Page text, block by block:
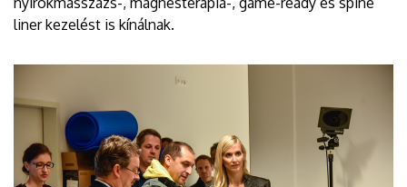
liner kezelést is kínálnak.